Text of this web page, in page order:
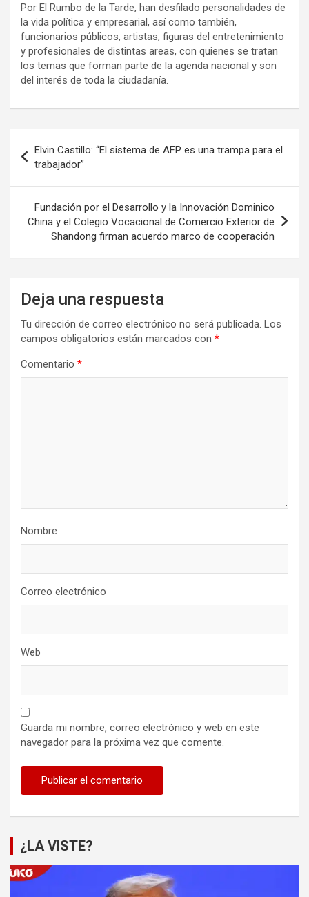
Por El Rumbo de la Tarde, han desfilado personalidades de
la vida política y empresarial, así como también,
funcionarios públicos, artistas, figuras del entretenimiento
y profesionales de distintas areas, con quienes se tratan
los temas que forman parte de la agenda nacional y son
del interés de toda la ciudadanía.
de
entradas
Elvin Castillo: “El sistema de AFP es una trampa para el
trabajador”
Fundación por el Desarrollo y la Innovación Dominico
China y el Colegio Vocacional de Comercio Exterior de
Shandong firman acuerdo marco de cooperación
Deja una respuesta
Tu dirección de correo electrónico no será publicada. Los
campos obligatorios están marcados con *
Comentario *
Nombre
Correo electrónico
Web
Guarda mi nombre, correo electrónico y web en este
navegador para la próxima vez que comente.
¿LA VISTE?